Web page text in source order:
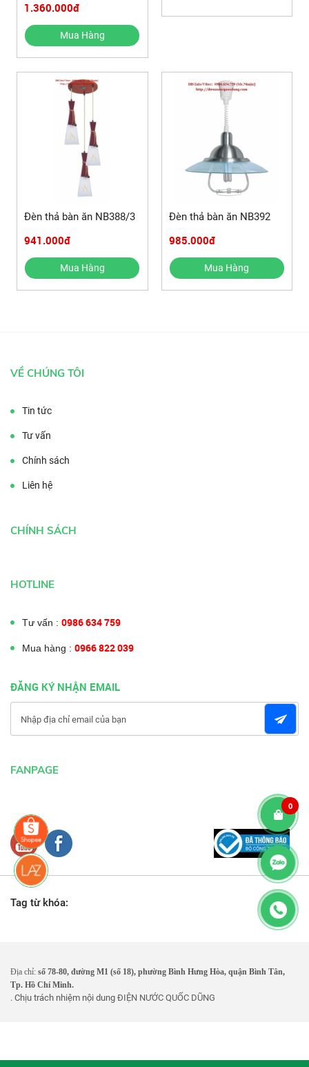
1.360.000đ
Mua Hàng
Đèn thả bàn ăn NB388/3
941.000đ
Mua Hàng
Đèn thả bàn ăn NB392
985.000đ
Mua Hàng
VỀ CHÚNG TÔI
Tin tức
Tư vấn
Chính sách
Liên hệ
CHÍNH SÁCH
HOTLINE
Tư vấn : 0986 634 759
Mua hàng : 0966 822 039
ĐĂNG KÝ NHẬN EMAIL
FANPAGE
Tag từ khóa:
Địa chỉ: số 78-80, đường M1 (số 18), phường Bình Hưng Hòa, quận Bình Tân,
Tp. Hồ Chí Minh.
. Chịu trách nhiệm nội dung ĐIỆN NƯỚC QUỐC DŨNG
0